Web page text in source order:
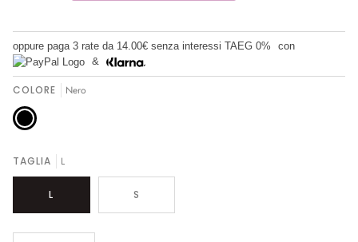
oppure paga 3 rate da 14.00€ senza interessi TAEG 0%
con
&
COLORE Nero
Nero
TAGLIA L
L S